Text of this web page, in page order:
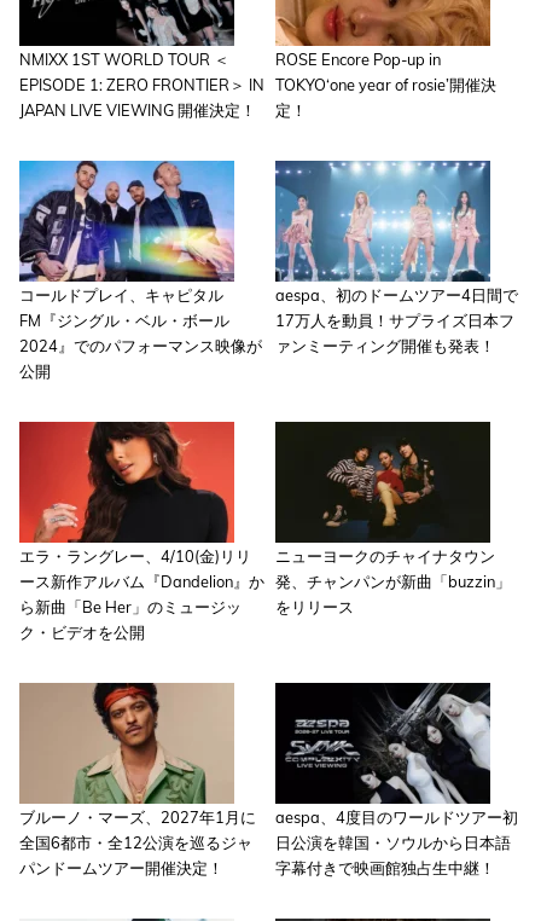
NMIXX 1ST WORLD TOUR ＜
EPISODE 1: ZERO FRONTIER＞ IN
JAPAN LIVE VIEWING 開催決定！
ROSE Encore Pop-up in
TOKYO‘one year of rosie’開催決
定！
コールドプレイ、キャピタル
FM『ジングル・ベル・ボール
2024』でのパフォーマンス映像が
公開
aespa、初のドームツアー4日間で
17万人を動員！サプライズ日本フ
ァンミーティング開催も発表！
エラ・ラングレー、4/10(金)リリ
ース新作アルバム『Dandelion』か
ら新曲「Be Her」のミュージッ
ク・ビデオを公開
ニューヨークのチャイナタウン
発、チャンパンが新曲「buzzin」
をリリース
ブルーノ・マーズ、2027年1月に
全国6都市・全12公演を巡るジャ
パンドームツアー開催決定！
aespa、4度目のワールドツアー初
日公演を韓国・ソウルから日本語
字幕付きで映画館独占生中継！